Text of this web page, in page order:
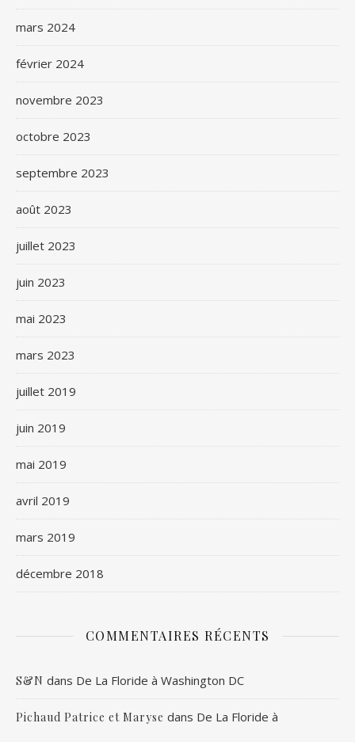
mars 2024
février 2024
novembre 2023
octobre 2023
septembre 2023
août 2023
juillet 2023
juin 2023
mai 2023
mars 2023
juillet 2019
juin 2019
mai 2019
avril 2019
mars 2019
décembre 2018
COMMENTAIRES RÉCENTS
S&N dans De La Floride à Washington DC
Pichaud Patrice et Maryse dans De La Floride à